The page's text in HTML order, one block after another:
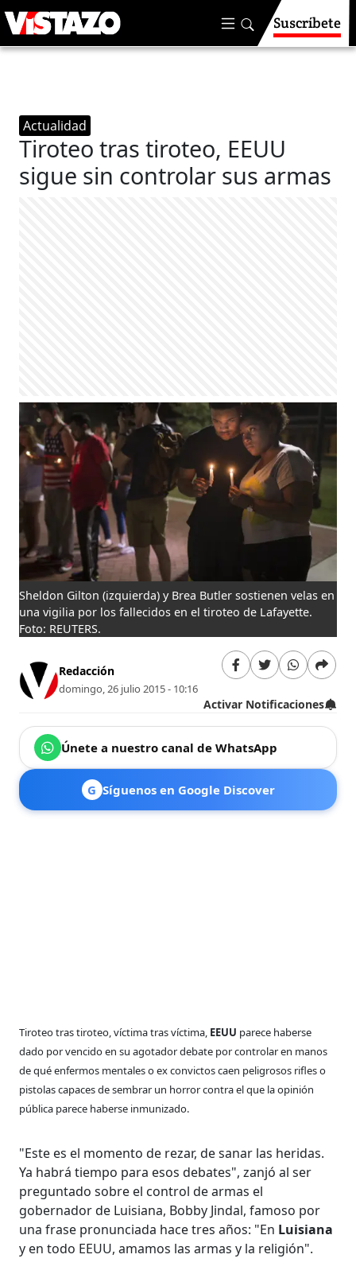
Suscríbete
Actualidad
Tiroteo tras tiroteo, EEUU
sigue sin controlar sus armas
Sheldon Gilton (izquierda) y Brea Butler sostienen velas en
una vigilia por los fallecidos en el tiroteo de Lafayette.
Foto: REUTERS.
Redacción
domingo, 26 julio 2015 - 10:16
Activar Notificaciones
Únete a nuestro canal de WhatsApp
G Síguenos en Google Discover
Tiroteo tras tiroteo, víctima tras víctima, EEUU parece haberse
dado por vencido en su agotador debate por controlar en manos
de qué enfermos mentales o ex convictos caen peligrosos rifles o
pistolas capaces de sembrar un horror contra el que la opinión
pública parece haberse inmunizado.
"Este es el momento de rezar, de sanar las heridas.
Ya habrá tiempo para esos debates", zanjó al ser
preguntado sobre el control de armas el
gobernador de Luisiana, Bobby Jindal, famoso por
una frase pronunciada hace tres años: "En Luisiana
y en todo EEUU, amamos las armas y la religión".